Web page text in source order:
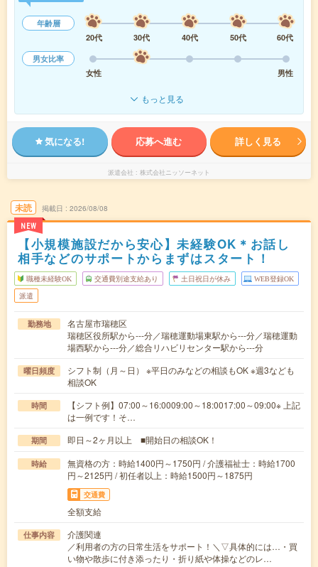
年齢層
20代
30代 40代 50代
60代
男女比率
女性
男性
もっと見る
気になる! 応募へ進む 詳しく見る
派遣会社 株式会社ニッソーネット
未読
NEW
掲載日 2026/08/08
【小規模施設だから安心】未経験OK＊お話し
相手などのサポートからまずはスタート！
職種未経験OK 交通費別途支給あり 土日祝日が休み WEB登録OK
派遣
勤務地
名古屋市瑞穂区
瑞穂区役所駅から---分／瑞穂運動場東駅から---分／瑞穂運動
場西駅から---分／総合リハビリセンター駅から---分
曜日頻度
シフト制（月～日） ※平日のみなどの相談もOK ※週3なども
相談OK
時間
【シフト例】07:00～16:0009:00～18:0017:00～09:00※ 上記
は一例です！そ…
期間 即日～2ヶ月以上 ■開始日の相談OK！
時給
無資格の方：時給1400円～1750円 / 介護福祉士：時給1700
円～2125円 / 初任者以上：時給1500円～1875円
交通費
全額支給
仕事内容
介護関連
／利用者の方の日常生活をサポート！＼▽具体的には…・買
い物や散歩に付き添ったり・折り紙や体操などのレ…